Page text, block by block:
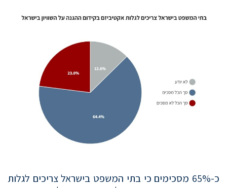
כ-65% מסכימים כי בתי המשפט בישראל צריכים לגלות